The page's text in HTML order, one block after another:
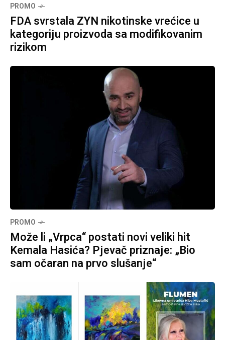
PROMO
FDA svrstala ZYN nikotinske vrećice u
kategoriju proizvoda sa modifikovanim
rizikom
PROMO
Može li „Vrpca“ postati novi veliki hit
Kemala Hasića? Pjevač priznaje: „Bio
sam očaran na prvo slušanje“